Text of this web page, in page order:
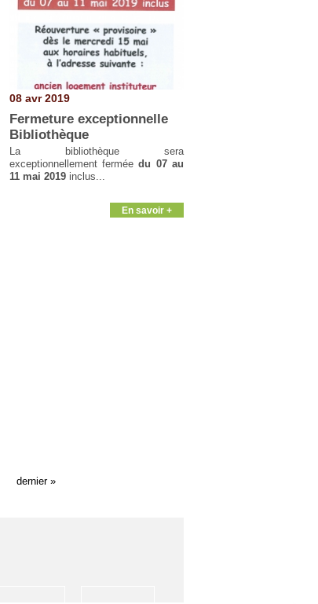
08 avr 2019
Fermeture exceptionnelle
Bibliothèque
La bibliothèque sera
exceptionnellement ferméedu 07 au
11 mai 2019inclus...
En savoir +
dernier »